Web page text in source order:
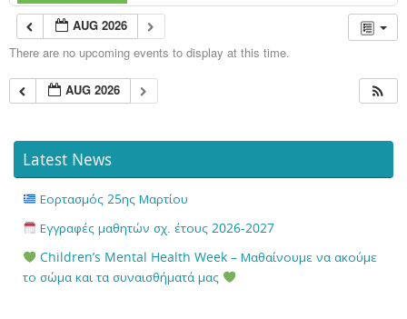
AUG 2026
There are no upcoming events to display at this time.
AUG 2026
Latest News
Εορτασμός 25ης Μαρτίου
Εγγραφές μαθητών σχ. έτους 2026-2027
Children’s Mental Health Week – Μαθαίνουμε να ακούμε
το σώμα και τα συναισθήματά μας